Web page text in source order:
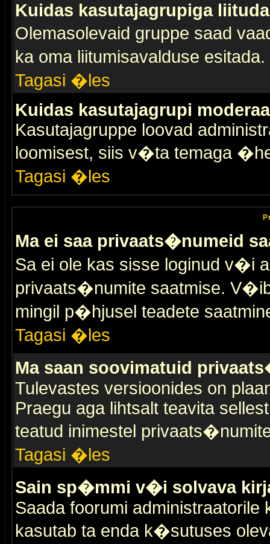
Kuidas kasutajagrupiga
Olemasolevaid gruppe saad
ka oma liitumisavalduse
Tagasi �les
Kuidas kasutajagrupi
Kasutajagruppe loovad
loomisest, siis v�ta temaga
Tagasi �les
Ma ei saa privaats�numeid
Sa ei ole kas sisse loginud v�i
privaats�numite saatmise.
mingil p�hjusel teadete
Tagasi �les
Ma saan soovimatuid
Tulevastes versioonides on
Praegu aga lihtsalt teavita
teatud inimestel
Tagasi �les
Sain sp�mmi v�i solvava
Saada foorumi
kasutab ta enda k�sutuses